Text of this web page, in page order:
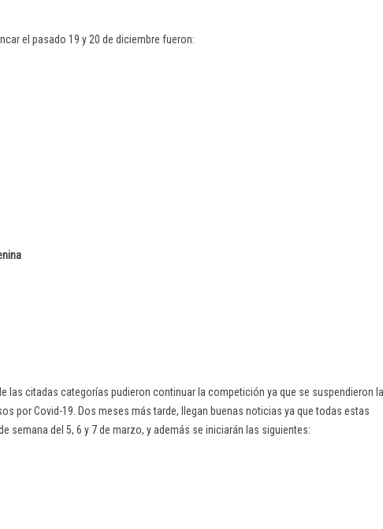
el pasado 19 y 20 de diciembre fueron:
las citadas categorías pudieron continuar la competición ya que se suspendieron
por Covid-19. Dos meses más tarde, llegan buenas noticias ya que todas estas
semana del 5, 6 y 7 de marzo, y además se iniciarán las siguientes: